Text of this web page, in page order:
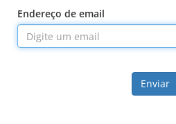
Endereço de email
Enviar